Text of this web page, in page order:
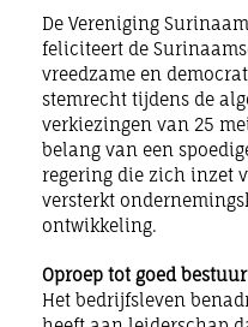
De Vereniging
feliciteert de
vreedzame en
stemrecht tijdens de
verkiezingen van 25
belang van een
regering die zich inzet
versterkt
ontwikkeling.
Oproep tot goed
Het bedrijfsleven